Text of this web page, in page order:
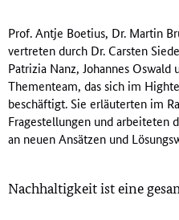
Prof. Antje Boetius, Dr. Martin
vertreten durch Dr. Carsten
Patrizia Nanz, Johannes Oswald
Thementeam, das sich im
beschäftigt. Sie erläuterten im
Fragestellungen und arbeiteten
an neuen Ansätzen und
Nachhaltigkeit ist eine